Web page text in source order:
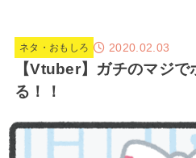
ネタ・おもしろ 2020.02.03
【Vtuber】ガチのマジ
る！！